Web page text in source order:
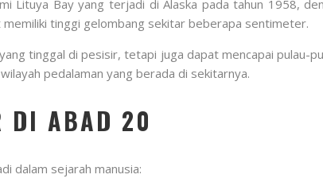
Lituya Bay yang terjadi di Alaska pada tahun 1958,
tinggi gelombang sekitar beberapa sentimeter.
tinggal di pesisir, tetapi juga dapat mencapai pulau-
pedalaman yang berada di sekitarnya.
DI ABAD 20
dalam sejarah manusia: